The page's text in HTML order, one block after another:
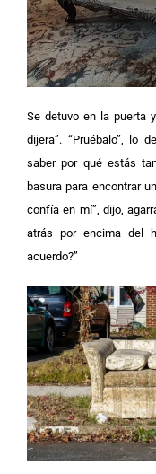
Se detuvo en la puerta
dijera”. “Pruébalo”, lo
saber por qué estás
basura para encontrar
confía en mí”, dijo,
atrás por encima del
acuerdo?”